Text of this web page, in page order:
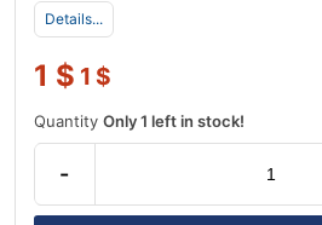
Details...
1 $ 1 $
Quantity Only 1 left in stock!
-